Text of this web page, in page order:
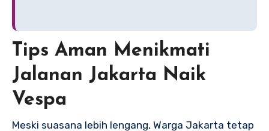
Tips Aman Menikmati
Jalanan Jakarta Naik
Vespa
Meski suasana lebih lengang, Warga Jakarta tetap